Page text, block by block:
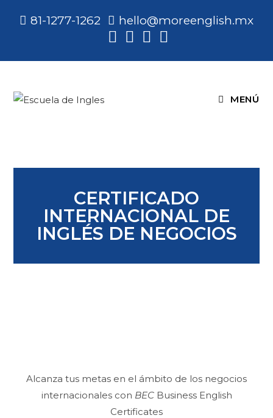
81-1277-1262 hello@moreenglish.mx
MENÚ
CERTIFICADO
INTERNACIONAL DE
INGLÉS DE NEGOCIOS
Alcanza tus metas en el ámbito de los negocios
internacionales con BECBusiness English
Certificates